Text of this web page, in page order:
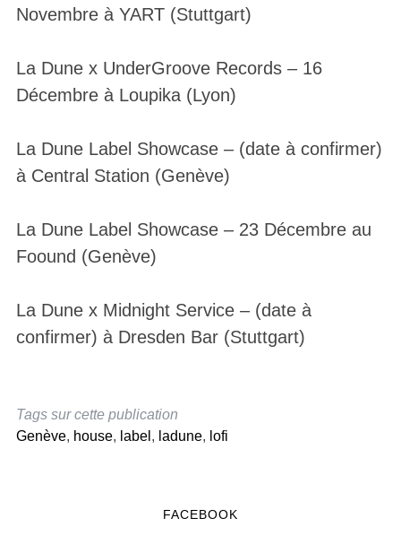
Novembre à YART (Stuttgart)
La Dune x UnderGroove Records – 16
Décembre à Loupika (Lyon)
La Dune Label Showcase – (date à confirmer)
à Central Station (Genève)
La Dune Label Showcase – 23 Décembre au
Foound (Genève)
La Dune x Midnight Service – (date à
confirmer) à Dresden Bar (Stuttgart)
Tags sur cette publication
Genève, house, label , ladune, lofi
FACEBOOK